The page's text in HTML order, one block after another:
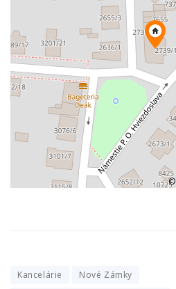
©
Kancelárie
Nové Zámky